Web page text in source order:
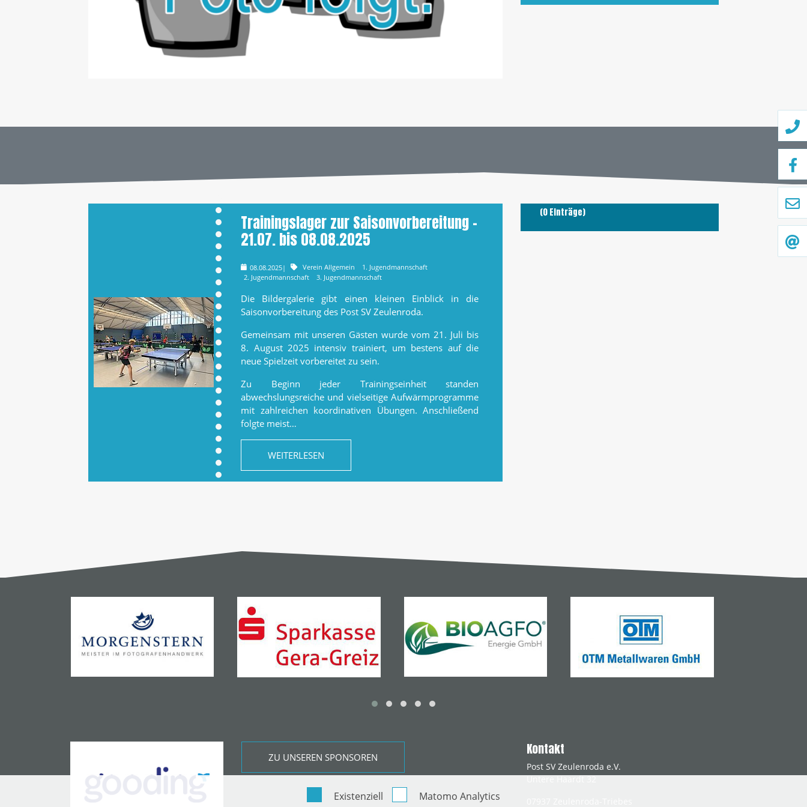
Trainingslager zur Saisonvorbereitung –
21.07. bis 08.08.2025
08.08.2025| Verein Allgemein
1. Jugendmannschaft
2. Jugendmannschaft
3. Jugendmannschaft
Die Bildergalerie gibt einen kleinen Einblick in die
Saisonvorbereitung des Post SV Zeulenroda.
Gemeinsam mit unseren Gästen wurde vom 21. Juli bis
8. August 2025 intensiv trainiert, um bestens auf die
neue Spielzeit vorbereitet zu sein.
Zu Beginn jeder Trainingseinheit standen
abwechslungsreiche und vielseitige Aufwärmprogramme
mit zahlreichen koordinativen Übungen. Anschließend
folgte meist…
WEITERLESEN
(0 Einträge)
ZU UNSEREN SPONSOREN Kontakt
Post SV Zeulenroda e.V.
Existenziell Matomo Analytics